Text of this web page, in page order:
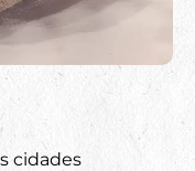
cidades